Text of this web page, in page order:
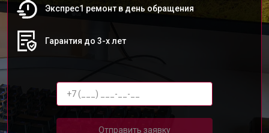
Экспрес1 ремонт в день обращения
Гарантия до 3-х лет
Отправить заявку